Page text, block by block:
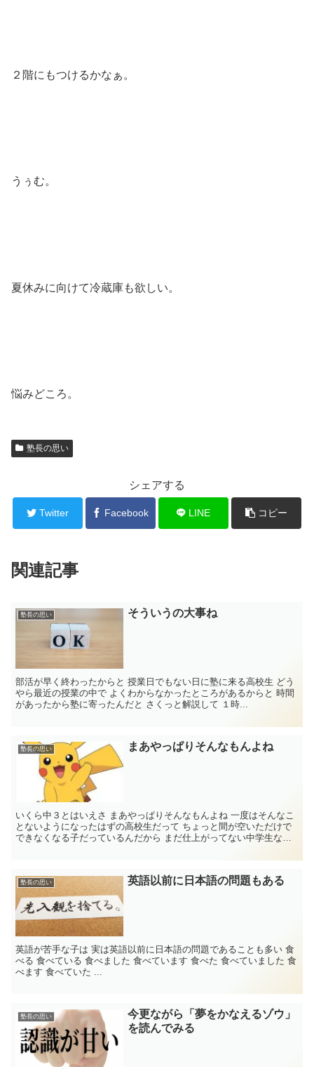
２階にもつけるかなぁ。
うぅむ。
夏休みに向けて冷蔵庫も欲しい。
悩みどころ。
塾長の思い
シェアする
Twitter Facebook LINE コピー
関連記事
塾長の思い そういうの大事ね
部活が早く終わったからと 授業日でもない日に塾に来る高校生 どう
やら最近の授業の中で よくわからなかったところがあるからと 時間
があったから塾に寄ったんだと さくっと解説して １時...
塾長の思い まあやっぱりそんなもんよね
いくら中３とはいえさ まあやっぱりそんなもんよね 一度はそんなこ
とないようになったはずの高校生だって ちょっと間が空いただけで
できなくなる子だっているんだから まだ仕上がってない中学生なら
塾長の思い 英語以前に日本語の問題もある
英語が苦手な子は 実は英語以前に日本語の問題であることも多い 食
べる 食べている 食べました 食べています 食べた 食べていました 食
べます 食べていた ...
塾長の思い
今更ながら「夢をかなえるゾウ」
を読んでみる